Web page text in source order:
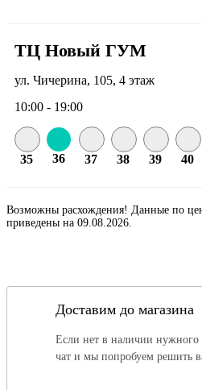
ТЦ Новый ГУМ
ул. Чичерина, 105, 4 этаж
10:00 - 19:00
35 36 37 38 39 40
Возможны расхождения! Данные по
приведены на 09.08.2026.
Доставим до магазина
Если нет в наличии
чат и мы попробуем решить